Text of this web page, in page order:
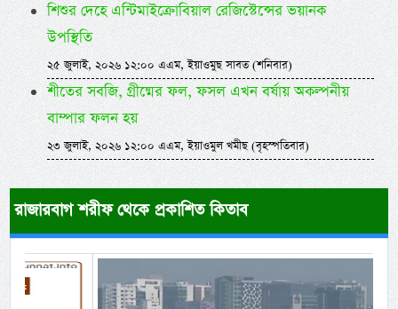
শিশুর দেহে এন্টিমাইক্রোবিয়াল রেজিস্টেন্সের ভয়ানক
উপস্থিতি
২৫ জুলাই, ২০২৬ ১২:০০ এএম, ইয়াওমুছ সাবত (শনিবার)
শীতের সবজি, গ্রীষ্মের ফল, ফসল এখন বর্ষায় অকল্পনীয়
বাম্পার ফলন হয়
২৩ জুলাই, ২০২৬ ১২:০০ এএম, ইয়াওমুল খমীছ (বৃহস্পতিবার)
রাজারবাগ শরীফ থেকে প্রকাশিত কিতাব